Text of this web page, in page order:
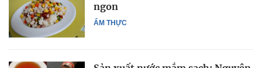
ẨM THỰC
ngon